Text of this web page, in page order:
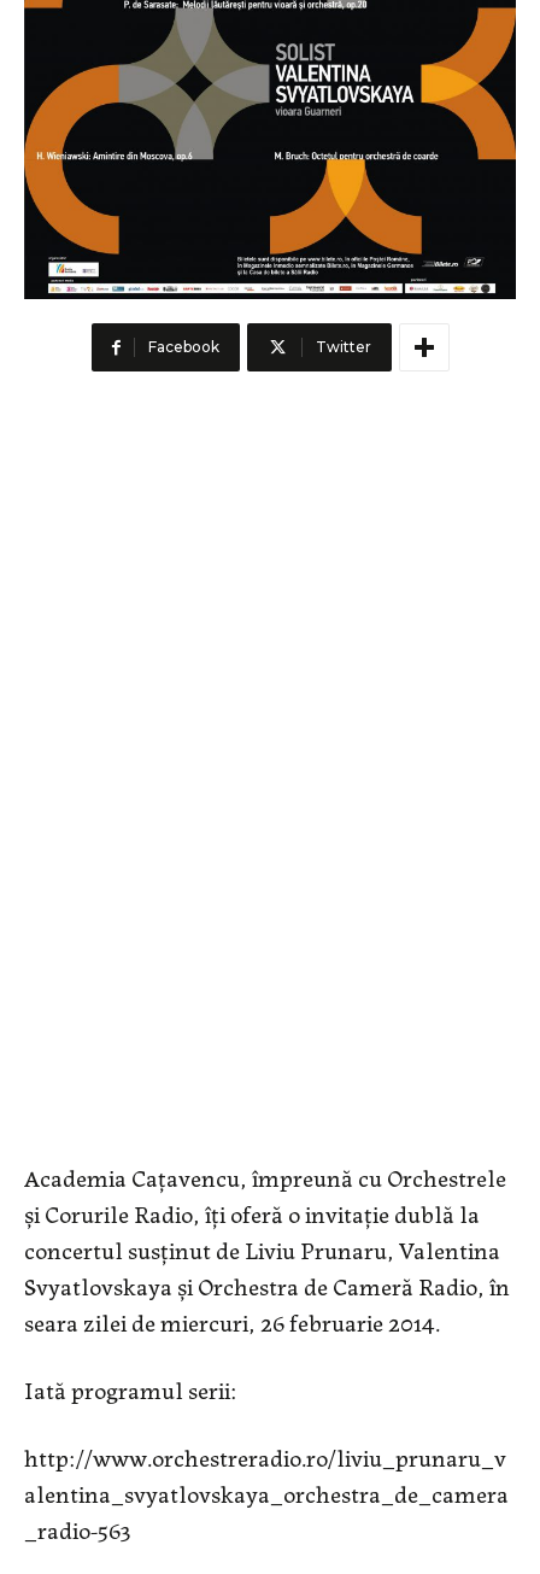
Facebook Twitter
Academia Cațavencu, împreună cu Orchestrele
și Corurile Radio, îți oferă o invitație dublă la
concertul susținut de Liviu Prunaru, Valentina
Svyatlovskaya și Orchestra de Cameră Radio, în
seara zilei de miercuri, 26 februarie 2014.
Iată programul serii:
http://www.orchestreradio.ro/liviu_prunaru_v
alentina_svyatlovskaya_orchestra_de_camera
_radio-563